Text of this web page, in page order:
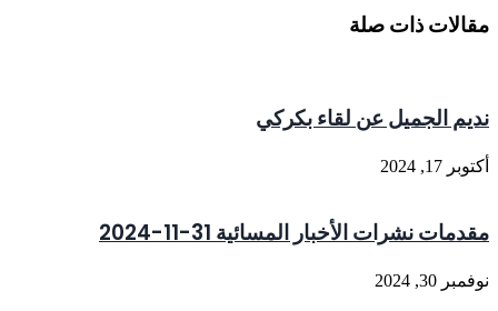
مقالات ذات صلة
نديم الجميل عن لقاء بكركي
أكتوبر 17, 2024
مقدمات نشرات الأخبار المسائية 31-11-2024
نوفمبر 30, 2024